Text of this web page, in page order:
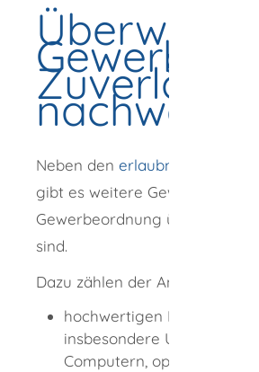
Gewerbe -
nachweisen
Neben den erlaubnispflichtigen
gibt es weitere Gewerbe, die
Gewerbeordnung
sind.
Dazu zählen der An- und
hochwertigen
insbesondere
Computern, optischen